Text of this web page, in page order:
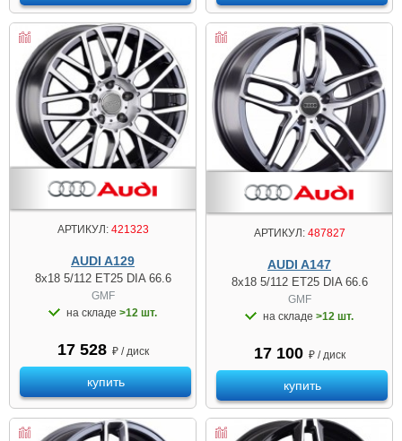
АРТИКУЛ:421323
AUDI A129
8x18 5/112 ET25 DIA 66.6
GMF
на складе >12 шт.
17 528 ₽ / диск
купить
АРТИКУЛ:487827
AUDI A147
8x18 5/112 ET25 DIA 66.6
GMF
на складе >12 шт.
17 100 ₽ / диск
купить